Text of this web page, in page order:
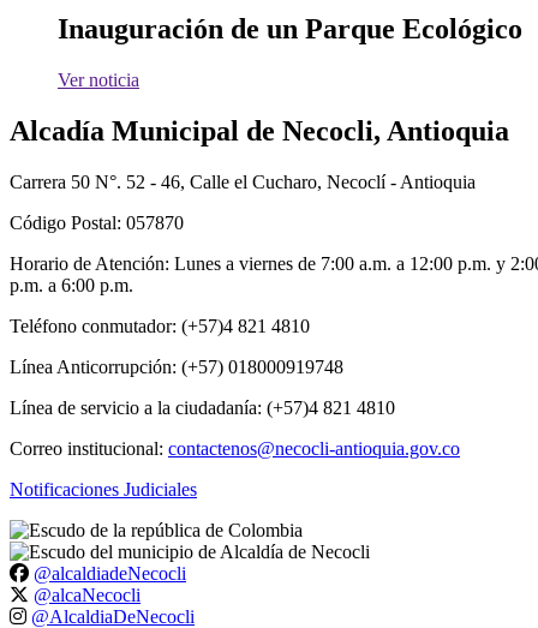
Inauguración de un Parque Ecológico
Ver noticia
Alcadía Municipal de Necocli, Antioquia
Carrera 50 N°. 52 - 46, Calle el Cucharo, Necoclí - Antioquia
Código Postal: 057870
Horario de Atención: Lunes a viernes de 7:00 a.m. a 12:00 p.m. y
p.m. a 6:00 p.m.
Teléfono conmutador: (+57)4 821 4810
Línea Anticorrupción: (+57) 018000919748
Línea de servicio a la ciudadanía: (+57)4 821 4810
Correo institucional: contactenos@necocli-antioquia.gov.co
Notificaciones Judiciales
@alcaldiadeNecocli
@alcaNecocli
@AlcaldiaDeNecocli